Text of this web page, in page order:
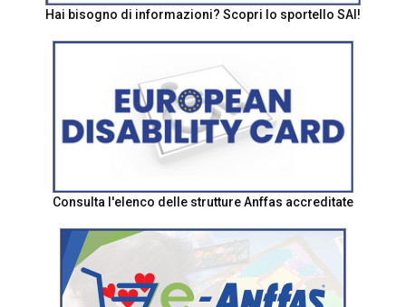
Hai bisogno di informazioni? Scopri lo sportello SAI!
Consulta l'elenco delle strutture Anffas accreditate